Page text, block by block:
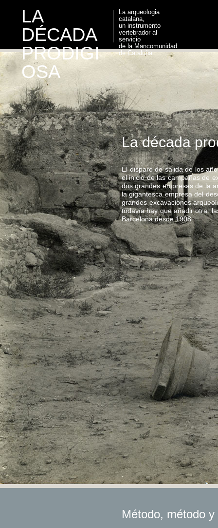
LA
DÉCADA
PRODIGI
OSA
La arqueologia
catalana,
un instrumento
vertebrador al
servicio
de la Mancomunidad
de Cataluña
La década
El disparo de salida de los
el inicio de las campañas de
dos grandes empresas de la
la gigantesca empresa del
grandes excavaciones
todavía hay que añadir otra:
Barcelona desde 1908.
Método, método